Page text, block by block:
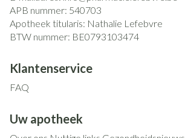
APB nummer: 540703
Apotheek titularis: Nathalie Lefebvre
BTW nummer: BE0793103474
Klantenservice
FAQ
Uw apotheek